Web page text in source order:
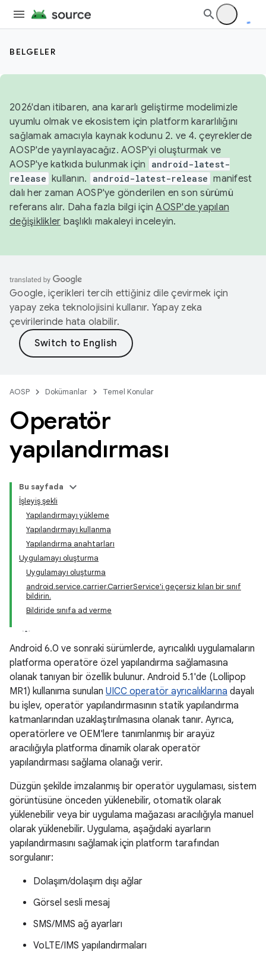
BELGELER
2026'dan itibaren, ana kararlı geliştirme modelimizle
uyumlu olmak ve ekosistem için platform kararlılığını
sağlamak amacıyla kaynak kodunu 2. ve 4. çeyreklerde
AOSP'de yayınlayacağız. AOSP'yi oluşturmak ve
AOSP'ye katkıda bulunmak için
android-latest-
release kullanın. android-latest-release manifest
dalı her zaman AOSP'ye gönderilen en son sürümü
referans alır. Daha fazla bilgi içinAOSP'de yapılan
değişiklikler başlıklı makaleyi inceleyin.
Google, içerikleri tercih ettiğiniz dile çevirmek için
yapay zeka teknolojisini kullanır. Yapay zeka
çevirilerinde hata olabilir.
AOSP Dokümanlar Temel Konular
Operatör
yapılandırması
Bu sayfada
İşleyiş şekli
Yapılandırmayı yükleme
Yapılandırmayı kullanma
Yapılandırma anahtarları
Uygulamayı oluşturma
Uygulamayı oluşturma
android.service.carrier.CarrierService'i geçersiz kılan bir sınıf
bildirin.
Bildiride sınıfa ad verme
Android 6.0 ve sonraki sürümlerde, ayrıcalıklı uygulamaların
platforma operatöre özel yapılandırma sağlamasına
olanak tanıyan bir özellik bulunur. Android 5.1'de (Lollipop
MR1) kullanıma sunulan UICC operatör ayrıcalıklarına dayalı
bu işlev, operatör yapılandırmasının statik yapılandırma
katmanlarından uzaklaştırılmasına olanak tanır. Ayrıca,
operatörlere ve OEM'lere tanımlanmış bir arayüz
aracılığıyla platforma dinamik olarak operatör
yapılandırması sağlama olanağı verir.
Düzgün şekilde imzalanmış bir operatör uygulaması, sistem
görüntüsüne önceden yüklenebilir, otomatik olarak
yüklenebilir veya bir uygulama mağazası aracılığıyla manuel
olarak yüklenebilir. Uygulama, aşağıdaki ayarların
yapılandırmasını sağlamak için platform tarafından
sorgulanır:
Dolaşım/dolaşım dışı ağlar
Görsel sesli mesaj
SMS/MMS ağ ayarları
VoLTE/IMS yapılandırmaları